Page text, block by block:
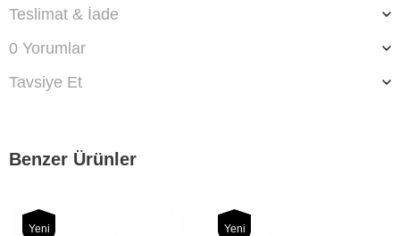
Teslimat & İade
0 Yorumlar
Tavsiye Et
Benzer Ürünler
Yeni Yeni